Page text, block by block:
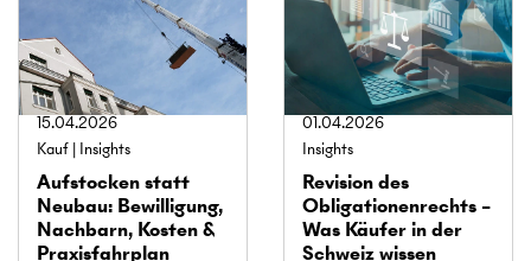
15.04.2026
Kauf Insights
Auf­stocken statt
Neubau: Bewilligung,
Nachbarn, Kosten &
Praxis­fahrplan
01.04.2026
Insights
Revision des
Obligationen­rechts –
Was Käufer in der
Schweiz wissen